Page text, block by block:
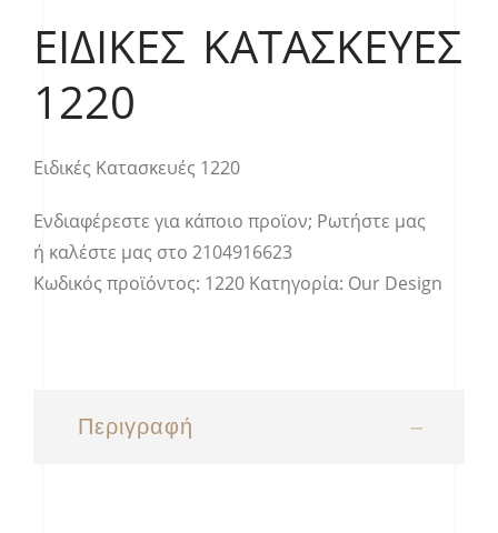
ΕΙΔΙΚΈΣ ΚΑΤΑΣΚΕΥΈΣ
1220
Ειδικές Κατασκευές 1220
Ενδιαφέρεστε για κάποιο προϊον; Ρωτήστε μας
ή καλέστε μας στο 2104916623
Κωδικός προϊόντος: 1220 Κατηγορία: Our Design
Περιγραφή